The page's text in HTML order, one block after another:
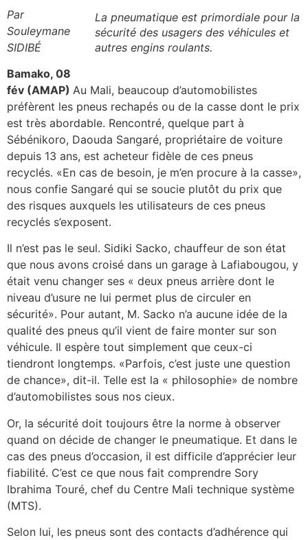
La pneumatique est primordiale pour la
sécurité des usagers des véhicules et
autres engins roulants.
Par
Souleymane
SIDIBÉ
Bamako, 08
fév (AMAP) Au Mali, beaucoup d’automobilistes
préfèrent les pneus rechapés ou de la casse dont le prix
est très abordable. Rencontré, quelque part à
Sébénikoro, Daouda Sangaré, propriétaire de voiture
depuis 13 ans, est acheteur fidèle de ces pneus
recyclés. «En cas de besoin, je m’en procure à la casse»,
nous confie Sangaré qui se soucie plutôt du prix que
des risques auxquels les utilisateurs de ces pneus
recyclés s’exposent.
Il n’est pas le seul. Sidiki Sacko, chauffeur de son état
que nous avons croisé dans un garage à Lafiabougou, y
était venu changer ses « deux pneus arrière dont le
niveau d’usure ne lui permet plus de circuler en
sécurité». Pour autant, M. Sacko n’a aucune idée de la
qualité des pneus qu’il vient de faire monter sur son
véhicule. Il espère tout simplement que ceux-ci
tiendront longtemps. «Parfois, c’est juste une question
de chance», dit-il. Telle est la « philosophie» de nombre
d’automobilistes sous nos cieux.
Or, la sécurité doit toujours être la norme à observer
quand on décide de changer le pneumatique. Et dans le
cas des pneus d’occasion, il est difficile d’apprécier leur
fiabilité. C’est ce que nous fait comprendre Sory
Ibrahima Touré, chef du Centre Mali technique système
(MTS).
Selon lui, les pneus sont des contacts d’adhérence qui